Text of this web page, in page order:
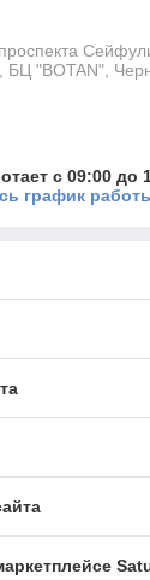
БЦ "BOTAN",
с 09:00 до
график